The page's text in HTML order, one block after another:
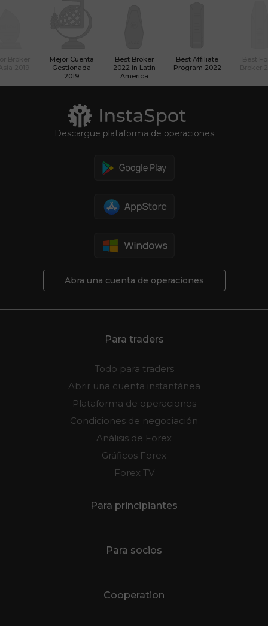
Mejor Cuenta
Gestionada
2019
Best Broker
2022 in Latin
America
Best Affiliate
Program 2022
Descargue plataforma de operaciones
Abra una cuenta de operaciones
Para traders
Todo para traders
Abrir una cuenta instantánea
Plataforma de operaciones
Condiciones de negociación
Análisis de Forex
Gráficos Forex
Forex TV
Para principiantes
Para socios
Cooperation